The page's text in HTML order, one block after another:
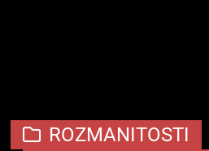
ROZMANITOSTI